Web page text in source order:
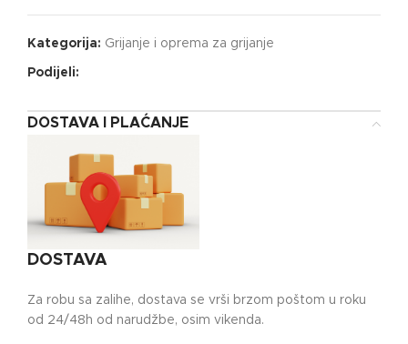
Kategorija: Grijanje i oprema za grijanje
Podijeli:
DOSTAVA I PLAĆANJE
DOSTAVA
Za robu sa zalihe, dostava se vrši brzom poštom u roku
od 24/48h od narudžbe, osim vikenda.